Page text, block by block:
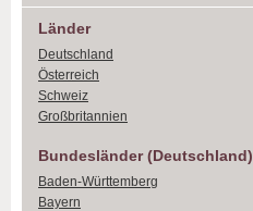
Länder
Deutschland
Österreich
Schweiz
Großbritannien
Bundesländer (Deutschland)
Baden-Württemberg
Bayern